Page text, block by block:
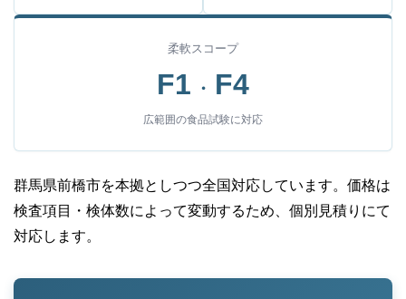
柔軟スコープ
F1 ・ F4
広範囲の食品試験に対応
群馬県前橋市を本拠としつつ全国対応しています。価格は
検査項目・検体数によって変動するため、個別見積りにて
対応します。